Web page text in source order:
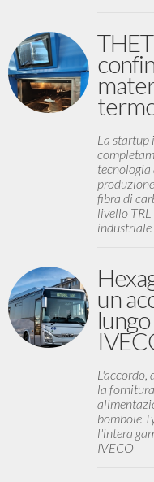
La startup
tecnologia
fibra di
livello
industriale
un
L'accordo,
la
bombole
l'intera
IVECO